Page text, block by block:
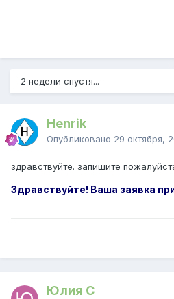
2 недели спустя...
Henrik
Опубликовано 29 октября,
здравствуйте. запишите
Здравствуйте! Ваша заявка
Юлия С